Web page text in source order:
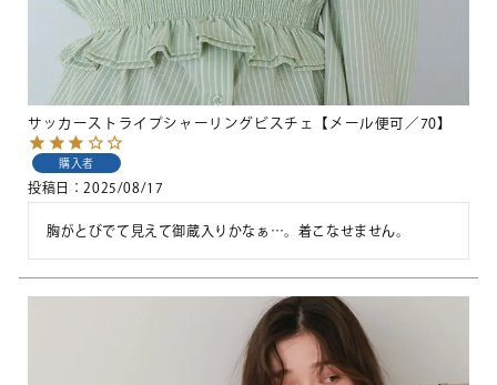
サッカーストライプシャーリングビスチェ【メール便可／70】
購入者
投稿日 2025/08/17
胸がとびでて見えて御蔵入りかなぁ…。着こなせません。